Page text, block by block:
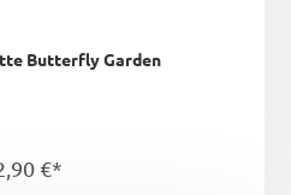
Butterfly Garden
€*